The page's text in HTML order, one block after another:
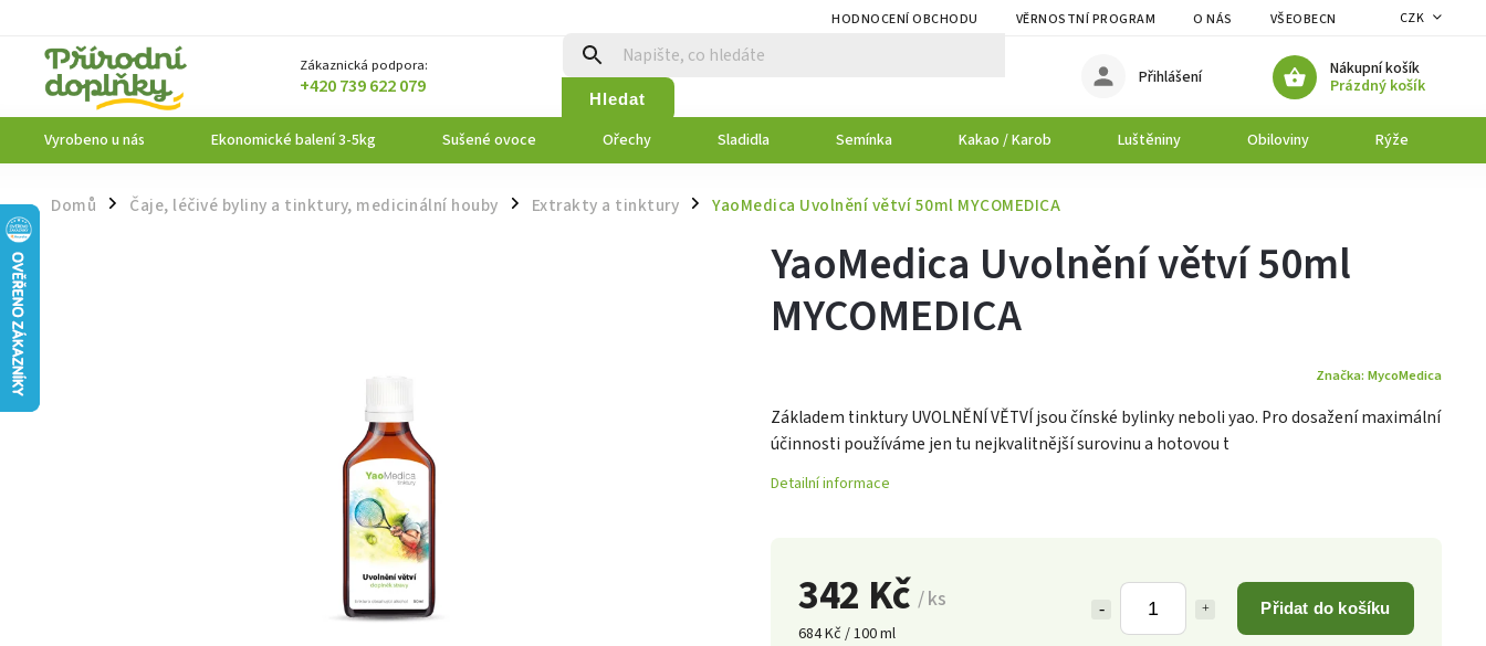
HODNOCENÍ OBCHODU VĚRNOSTNÍ PROGRAM O NÁS VŠEOBECNÉ OBCHODNÍ PODMÍNKY
CZK
Zákaznická podpora:
+420 739 622 079 Hledat
Nákupní košík
Prázdný košík
Přihlášení
Vyrobeno u nás Ekonomické balení 3-5kg Sušené ovoce Ořechy Sladidla Semínka Kakao / Karob Luštěniny Obiloviny Rýže
Domů / Čaje, léčivé byliny a tinktury, medicinální houby / Extrakty a tinktury / YaoMedica Uvolnění větví 50ml MYCOMEDICA
342 Kč / ks
684 Kč / 100 ml
Přidat do košíku
YaoMedica Uvolnění větví 50ml
MYCOMEDICA
Značka: MycoMedica
Základem tinktury UVOLNĚNÍ VĚTVÍ jsou čínské bylinky neboli yao. Pro dosažení maximální
účinnosti používáme jen tu nejkvalitnější surovinu a hotovou t
Detailní informace